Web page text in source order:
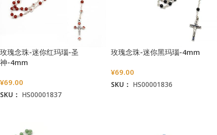
玫瑰念珠-迷你红玛瑙-圣
神-4mm
¥69.00
SKU： HS00001837
玫瑰念珠-迷你黑玛瑙-4mm
¥69.00
SKU： HS00001836